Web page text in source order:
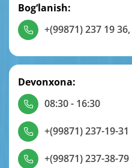
Bog‘lanish:
+(99871) 237 19 36,
Devonxona:
08:30 - 16:30
+(99871) 237-19-31
+(99871) 237-38-79